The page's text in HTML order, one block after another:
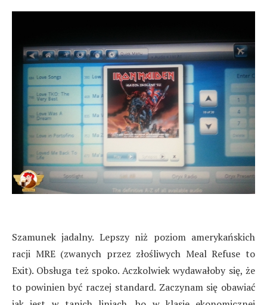
Szamunek jadalny. Lepszy niż poziom amerykańskich
racji MRE (zwanych przez złośliwych Meal Refuse to
Exit). Obsługa też spoko. Aczkolwiek wydawałoby się, że
to powinien być raczej standard. Zaczynam się obawiać